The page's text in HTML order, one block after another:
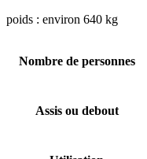
poids : environ 640 kg
Nombre de personnes
Assis ou debout